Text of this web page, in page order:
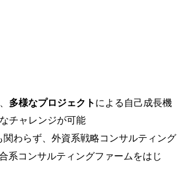
多様なプロジェクト による自己成長機
チャレンジが可能
関わらず、外資系戦略コンサルティング
系コンサルティングファームをはじ